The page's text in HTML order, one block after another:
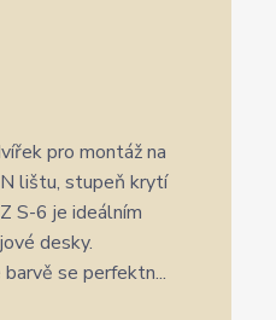
pro montáž na
lištu, stupeň krytí
S-6 je ideálním
desky.
se perfektn...